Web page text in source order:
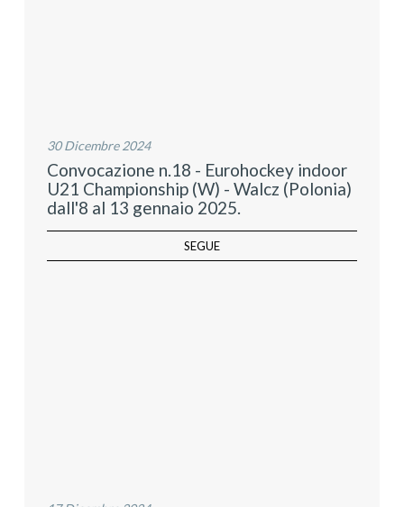
30 Dicembre 2024
Convocazione n.18 - Eurohockey indoor
U21 Championship (W) - Walcz (Polonia)
dall'8 al 13 gennaio 2025.
SEGUE